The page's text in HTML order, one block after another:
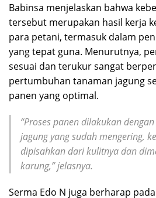
Babinsa menjelaskan bahwa
tersebut merupakan hasil kerja
para petani, termasuk dalam
yang tepat guna. Menurutnya,
sesuai dan terukur sangat
pertumbuhan tanaman jagung
panen yang optimal.
“Proses panen dilakukan
jagung yang sudah mengering,
dipisahkan dari kulitnya dan
karung,” jelasnya.
Serma Edo N juga berharap